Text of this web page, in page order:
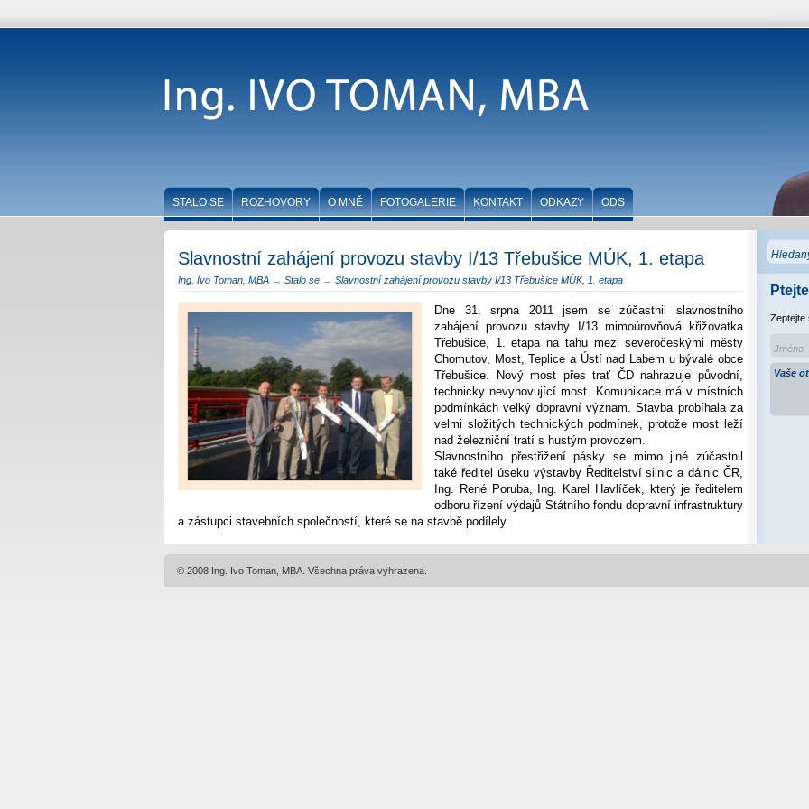
Slavnostní zahájení provozu stavby I/13 Třebušice MÚK, 1. etapa
Ing. Ivo Toman, MBA → Stalo se → Slavnostní zahájení provozu stavby I/13 Třebušice MÚK, 1. etapa
Dne 31. srpna 2011 jsem se zúčastnil slavnostního
zahájení provozu stavby I/13 mimoúrovňová křižovatka
Třebušice, 1. etapa na tahu mezi severočeskými městy
Chomutov, Most, Teplice a Ústí nad Labem u bývalé obce
Třebušice. Nový most přes trať ČD nahrazuje původní,
technicky nevyhovující most. Komunikace má v místních
podmínkách velký dopravní význam. Stavba probíhala za
velmi složitých technických podmínek, protože most leží
nad železniční tratí s hustým provozem.
Slavnostního přestřižení pásky se mimo jiné zúčastnil
také ředitel úseku výstavby Ředitelství silnic a dálnic ČR,
Ing. René Poruba, Ing. Karel Havlíček, který je ředitelem
odboru řízení výdajů Státního fondu dopravní infrastruktury
a zástupci stavebních společností, které se na stavbě podílely.
Zeptejte
STALO SE ROZHOVORY O MNĚ FOTOGALERIE KONTAKT ODKAZY ODS
© 2008 Ing. Ivo Toman, MBA. Všechna práva vyhrazena.